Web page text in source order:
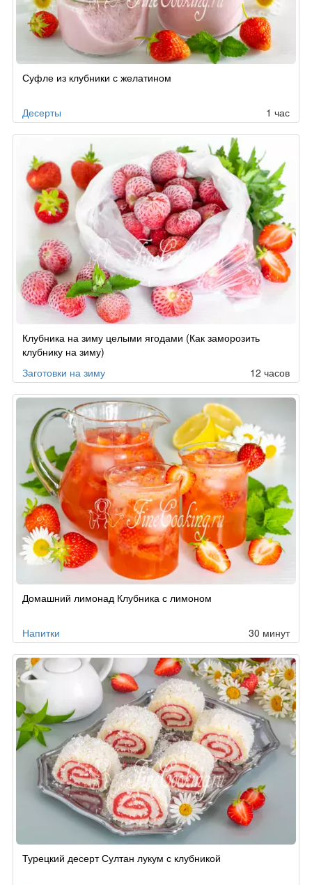
Суфле из клубники с желатином
Десерты 1 час
Клубника на зиму целыми ягодами (Как заморозить
клубнику на зиму)
Заготовки на зиму
12 часов
Домашний лимонад Клубника с лимоном
Напитки 30 минут
Турецкий десерт Султан лукум с клубникой